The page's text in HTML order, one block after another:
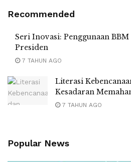
Recommended
Seri Inovasi: Penggunaan
Presiden
7 TAHUN AGO
Literasi
Kesadaran
7 TAHUN AGO
Popular News